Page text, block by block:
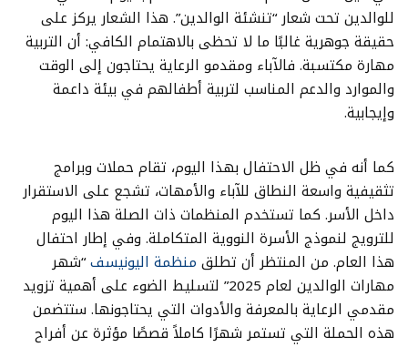
للوالدين تحت شعار “تنشئة الوالدين”. هذا الشعار يركز على
حقيقة جوهرية غالبًا ما لا تحظى بالاهتمام الكافي: أن التربية
مهارة مكتسبة. فالآباء ومقدمو الرعاية يحتاجون إلى الوقت
والموارد والدعم المناسب لتربية أطفالهم في بيئة داعمة
وإيجابية.
كما أنه في ظل الاحتفال بهذا اليوم، تقام حملات وبرامج
تثقيفية واسعة النطاق للآباء والأمهات، تشجع على الاستقرار
داخل الأسر. كما تستخدم المنظمات ذات الصلة هذا اليوم
للترويج لنموذج الأسرة النووية المتكاملة. وفي إطار احتفال
هذا العام. من المنتظر أن تطلق منظمة اليونيسف“شهر
مهارات الوالدين لعام 2025” لتسليط الضوء على أهمية تزويد
مقدمي الرعاية بالمعرفة والأدوات التي يحتاجونها. ستتضمن
هذه الحملة التي تستمر شهرًا كاملاً قصصًا مؤثرة عن أفراح